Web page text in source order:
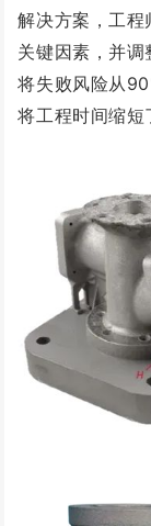
解决方案，工程
关键因素，并
将失败风险从
将工程时间缩短